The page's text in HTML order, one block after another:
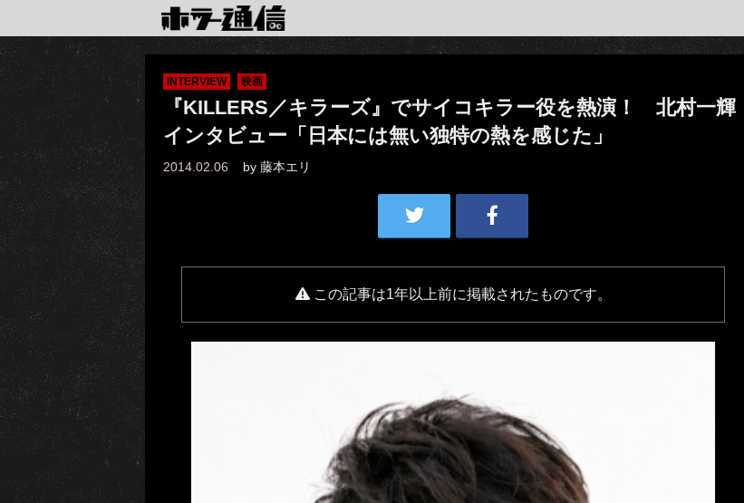
INTERVIEW 映画
『KILLERS／キラーズ』でサイコキラー役を熱演！ 北村一輝
インタビュー「日本には無い独特の熱を感じた」
2014.02.06 by 藤本エリ
この記事は1年以上前に掲載されたものです。